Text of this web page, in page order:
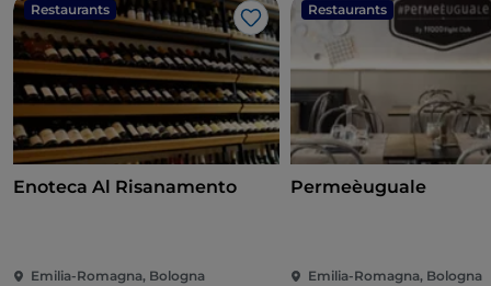
Restaurants
Like
Enoteca Al Risanamento
Emilia-Romagna, Bologna
Restaurants
Permeèuguale
Emilia-Romagna, Bologna